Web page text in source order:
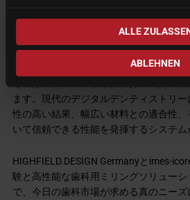
ALLE
ABLEHNEN
両社にとって、この提携は単なる技術
ます。現代のデジタルデンティストリ
性の高い結果、幅広い材料との適合性
いて信頼できる性能を発揮するシステム
HIGHFIELD.DESIGN Germanyとimes-
験と高性能な歯科用ミリングソリューシ
で、今日の歯科市場が求める真のニー